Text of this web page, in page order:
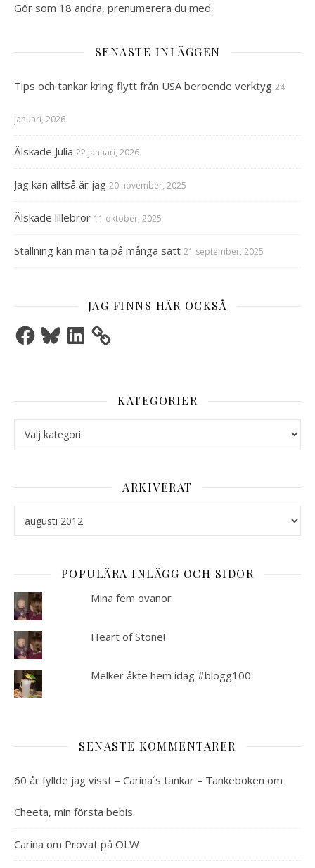
Gör som 18 andra, prenumerera du med.
SENASTE INLÄGGEN
Tips och tankar kring flytt från USA beroende verktyg 24
januari, 2026
Älskade Julia 22 januari, 2026
Jag kan alltså är jag 20 november, 2025
Älskade lillebror 11 oktober, 2025
Ställning kan man ta på många sätt 21 september, 2025
JAG FINNS HÄR OCKSÅ
FacebookBlueskyLinkedIn
KATEGORIER
ARKIVERAT
POPULÄRA INLÄGG OCH SIDOR
Mina fem ovanor
Heart of Stone!
Melker åkte hem idag #blogg100
SENASTE KOMMENTARER
60 år fyllde jag visst – Carina´s tankar – Tankeboken om
Cheeta, min första bebis.
Carina om Provat på OLW